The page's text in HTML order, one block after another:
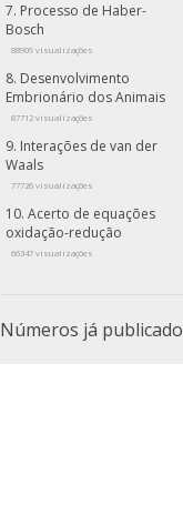
Processo de Haber-
Bosch
88909 visualizações
Desenvolvimento
Embrionário dos Animais
87712 visualizações
Interações de van der
Waals
77726 visualizações
Acerto de equações
oxidação-redução
66347 visualizações
Números já